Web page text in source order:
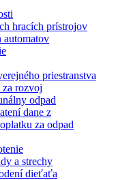
hracích prístrojov
automatov
priestranstva
rozvoj
odpad
dane z
za odpad
a strechy
dieťaťa